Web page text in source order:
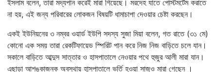
ইসলাম বলেন, তারা মদ্যপান করেই মারা গিয়েছে। মরদেহ যাতে পোস্টমর্টেম করাতে
না হয়, এই জন্য পরিবারের লোকজন বিষয়টি ধামাচাপা দেওয়ার চেষ্টা করছেন।
একই ইউনিয়নের ৩ নম্বর ওয়ার্ড ইউপি সদস্য সুজা মিয়া বলেন, গত রাতে (৩১ মে)
কোনো এক সময় তারা রেকটিফায়েড স্পিরিট পান করে নিজ নিজ বাড়িতে চলে যান।
সকালে বাড়িতে আব্দুস সাত্তার ও হাসপাতালে নেওয়ার পথে হুজুর আলী মারা যান।
এছাড়া আশঙ্কাজনক অবস্থায় হাসপাতালে ভর্তি হওয়া সাজুও মারা গেছেন ।